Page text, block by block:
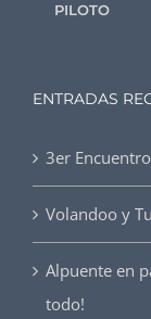
PILOTO
ENTRADAS
3er
Volandoo y
Alpuente en
todo!